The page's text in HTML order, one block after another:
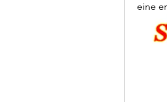
eine